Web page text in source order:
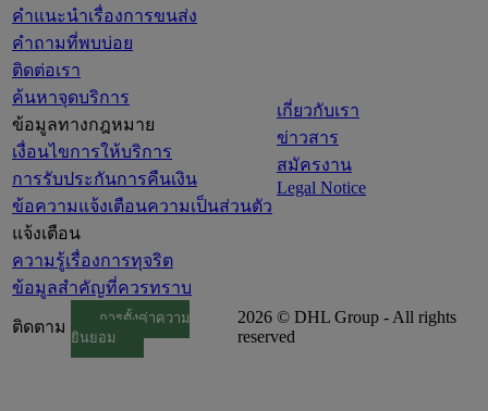
คำแนะนำเรื่องการขนส่ง
คำถามที่พบบ่อย
ติดต่อเรา
ค้นหาจุดบริการ
ข้อมูลทางกฎหมาย
เงื่อนไขการให้บริการ
การรับประกันการคืนเงิน
ข้อความแจ้งเตือนความเป็นส่วนตัว
แจ้งเตือน
ความรู้เรื่องการทุจริต
ข้อมูลสำคัญที่ควรทราบ
เกี่ยวกับเรา
ข่าวสาร
สมัครงาน
Legal Notice
ติดตาม
การตั้งค่าความ
ยินยอม
2026 © DHL Group - All rights
reserved